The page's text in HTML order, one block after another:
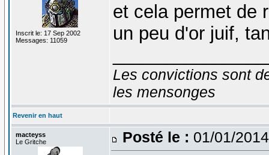
Inscrit le: 17 Sep 2002
Messages: 11059
et cela permet de
un peu d'or juif,
Les convictions sont
les mensonges
Revenir en haut
macteyss
Le Gritche
Posté le : 01/01/